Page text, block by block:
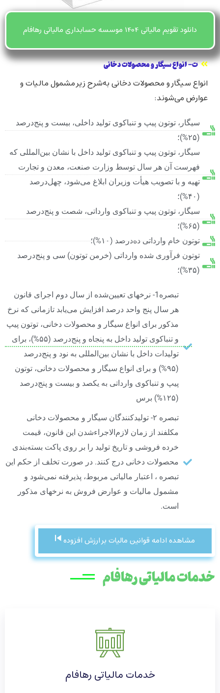
دانلود تقویم مالیاتی 1404 موسسه حسابداری مالیاتی رهافام
ت‌- انواع سیگار و محصولات دخانی
انواع سیگار و محصولات دخانی به‌شرح زیر مشمول مالیات و
عوارض می‌شوند:
سیگار، توتون پیپ و تنباکوی تولید داخلی، بیست و پنج‌درصد
(۲۵%)؛
سیگار، توتون پیپ و تنباکوی تولید داخل با نشان بین‌المللی که
فهرست آن هر سال توسط وزارت صنعت، معدن و تجارت
تهیه و با تصویب هیأت وزیران ابلاغ می‌شود، چهل‌درصد
(۴۰%)؛
سیگار، توتون پیپ و تنباکوی وارداتی، شصت و پنج‌درصد
(۶۵%)؛
توتون خام وارداتی ده‌درصد (۱۰%)؛
توتون فرآوری شده وارداتی (خرمن توتون) سی و پنج‌درصد
(۳۵%)؛
تبصره1- نرخهای تعیین‌شده از سال دوم اجرای قانون
هر سال پنج واحد درصد افزایش می‌یابد تازمانی که نرخ
مذکور برای انواع سیگار و محصولات دخانی، توتون پیپ
و تنباکوی تولید داخل به پنجاه و پنج‌درصد (۵۵%)، برای
تولیدات داخل با نشان بین‌المللی به نود و پنج‌درصد
(۹۵%) و برای انواع سیگار و محصولات دخانی، توتون
پیپ و تنباکوی وارداتی به یکصد و بیست و پنج‌درصد
(۱۲۵%) برس
تبصره ۲- تولیدکنندگان سیگار و محصولات دخانی
مکلفند از زمان لازم‌الاجراءشدن این قانون، قیمت
خرده فروشی و تاریخ تولید را بر روی پاکت بسته‌بندی
محصولات دخانی درج کنند. در صورت تخلف از حکم این
تبصره ، اعتبار مالیاتی مربوط، پذیرفته نمی‌شود و
مشمول مالیات و عوارض فروش به نرخهای مذکور
است.
مشاهده ادامه قوانین مالیات بر ارزش افزوده
خدمات مالیاتی رهافام
خدمات مالیاتی رهافام